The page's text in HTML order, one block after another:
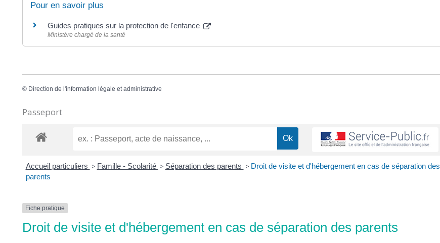
Pour en savoir plus
Guides pratiques sur la protection de l'enfance
Ministère chargé de la santé
© Direction de l'information légale et administrative
Passeport
Accueil particuliers > Famille - Scolarité > Séparation des parents > Droit de visite et d'hébergement en cas de séparation des
parents
Fiche pratique
Droit de visite et d'hébergement en cas de séparation des parents